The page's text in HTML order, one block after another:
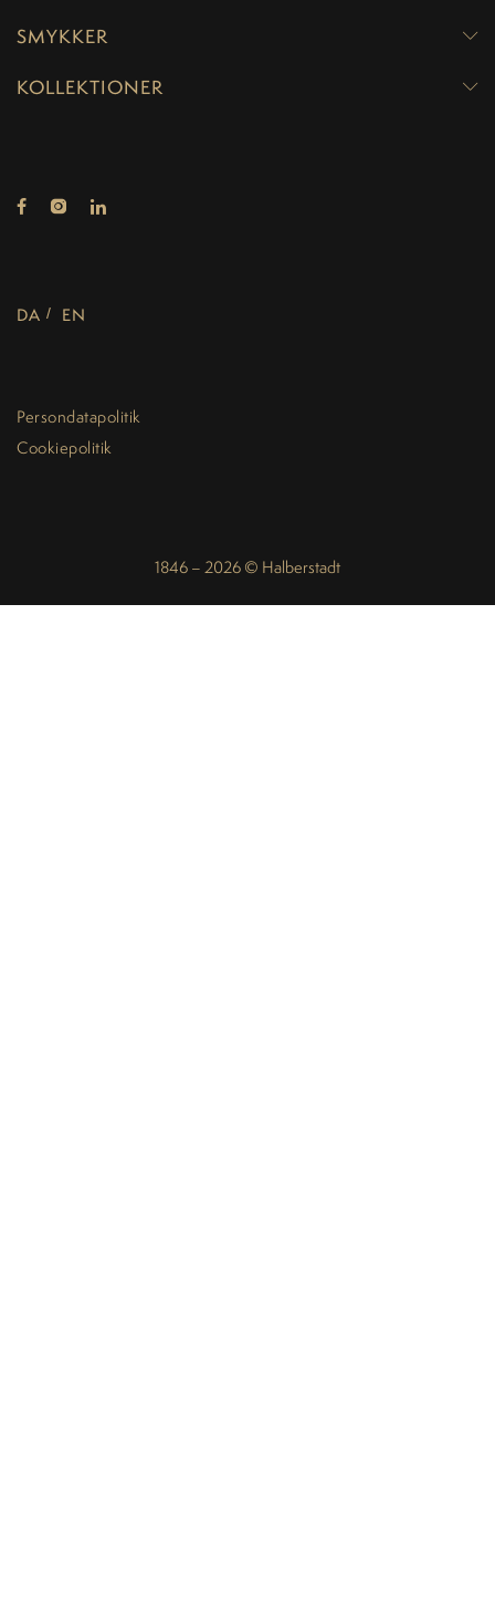
SMYKKER
KOLLEKTIONER
DA EN
Persondatapolitik
Cookiepolitik
1846 – 2026 © Halberstadt